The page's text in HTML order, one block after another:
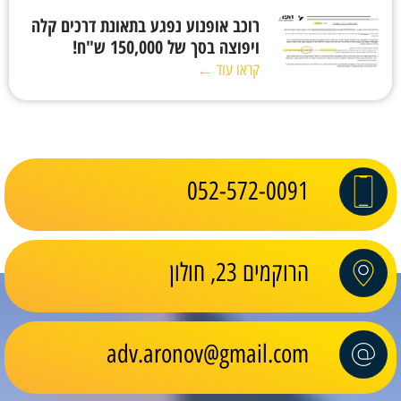
רוכב אופנוע נפגע בתאונת דרכים קלה
ויפוצה בסך של 150,000 ש"ח!
קראו עוד ←
052-572-0091
הרוקמים 23, חולון
adv.aronov@gmail.com